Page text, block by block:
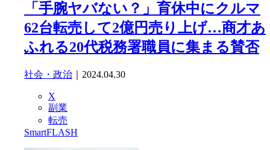
「手腕ヤバない？」育休中にクルマ
62台転売して2億円売り上げ…商才あ
ふれる20代税務署職員に集まる賛否
社会・政治 ｜2024.04.30
X
副業
転売
SmartFLASH